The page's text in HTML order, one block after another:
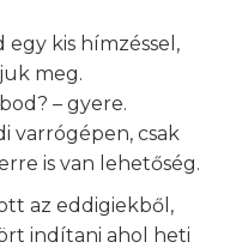
kis hímzéssel,
meg.
– gyere.
varrógépen, csak
is van lehetőség.
az eddigiekből,
indítani ahol heti